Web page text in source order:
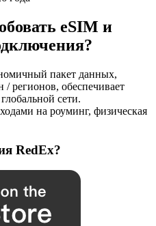
eSIM и
пакет данных,
регионов, обеспечивает
сети.
на роуминг, физическая
RedEx?